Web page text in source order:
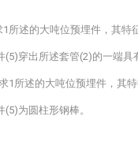
1所述的大吨位预埋件，其特
(5)穿出所述套管(2)的一端具
1所述的大吨位预埋件，其特
(5)为圆柱形钢棒。